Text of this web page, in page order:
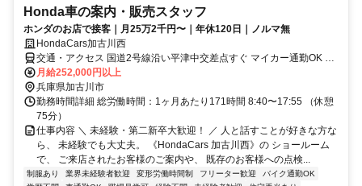
Honda車の案内・販売スタッフ
ホンダのお店で接客｜月25万2千円〜｜年休120日｜ノルマ無
HondaCars加古川西
交通・アクセス 国道2号線沿い平津中交差点すぐ マイカー通勤OK バ
イク通勤OK 自転車通勤OK （駐車場、駐輪場完備！）
月給252,000円以上
兵庫県加古川市
勤務時間詳細 総労働時間：1ヶ月あたり171時間 8:40〜17:55 （休憩
75分）
仕事内容 ＼ 未経験・第二新卒大歓迎！ ／ 人と話すことが好きな方な
ら、 未経験でも大丈夫。 《HondaCars 加古川西》の ショールーム
で、 ご来店されたお客様のご案内や、 既存のお客様への点検...
制服あり 業界未経験者歓迎 変形労働時間制 フリーター歓迎
バイク通勤OK